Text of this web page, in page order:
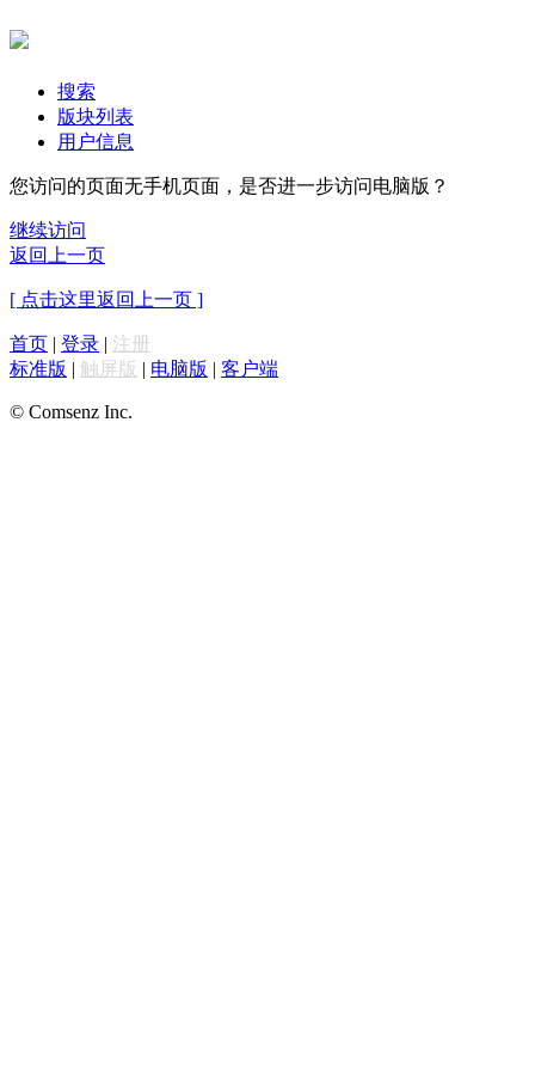
搜索
版块列表
用户信息
您访问的页面无手机页面，是否进一步访问电脑版？
继续访问
返回上一页
[ 点击这里返回上一页 ]
首页 | 登录 | 注册
标准版 | 触屏版 | 电脑版 | 客户端
© Comsenz Inc.